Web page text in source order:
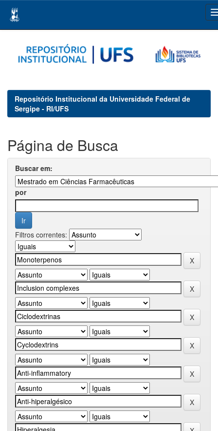
navigation
Repositório Institucional da Universidade Federal de
Sergipe - RI/UFS
Página de Busca
Buscar em:
por
Filtros correntes: